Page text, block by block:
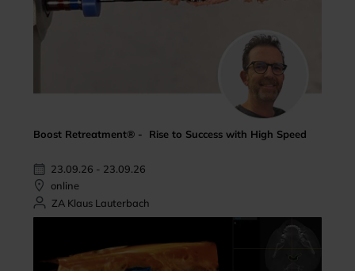
Boost Retreatment® - Rise to Success with High Speed
23.09.26 - 23.09.26
online
ZA Klaus Lauterbach